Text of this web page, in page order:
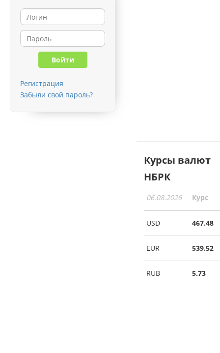
Регистрация
Забыли свой пароль?
Курсы валют
НБРК
06.08.2026 Курс
USD 467.48
EUR 539.52
RUB 5.73